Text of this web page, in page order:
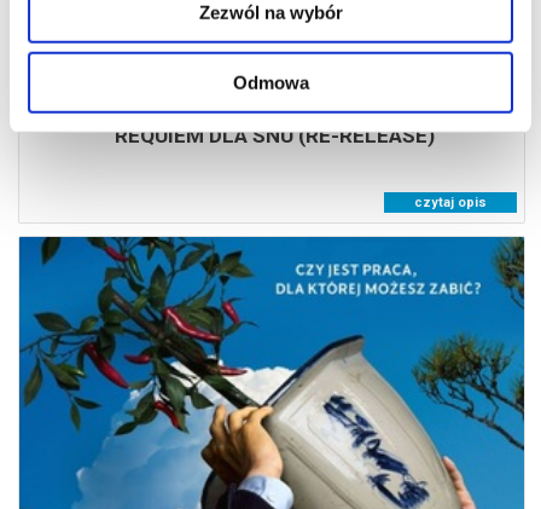
Zezwól na wybór
Odmowa
REQUIEM DLA SNU (RE-RELEASE)
czytaj opis
BEZ WYJŚCIA